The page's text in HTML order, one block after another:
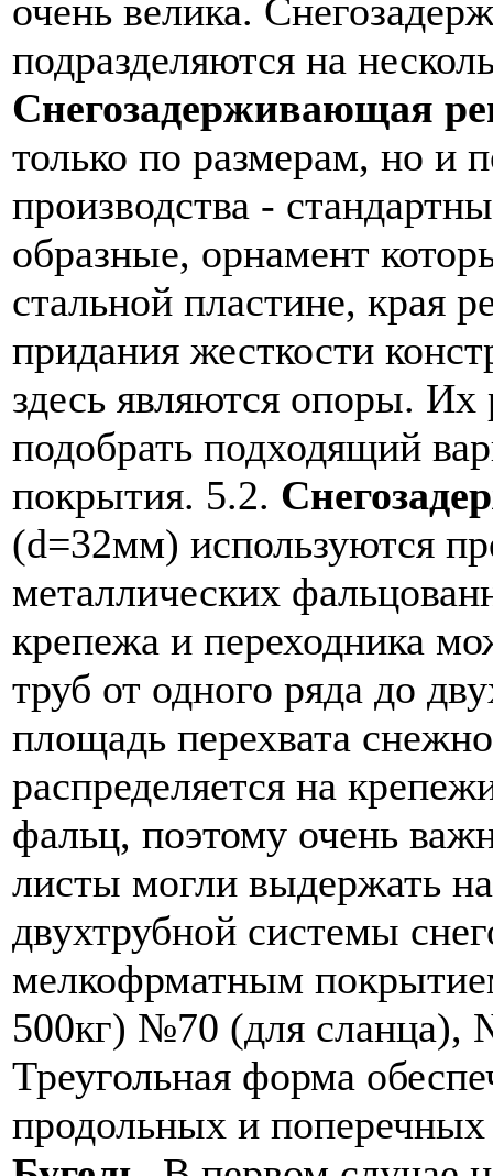
очень велика.
подразделяются на
Снегозадерживающая
только по размерам, но и
производства -
образные, орнамент
стальной пластине, края
придания жесткости
здесь являются опоры. Их
подобрать подходящий
покрытия. 5.2.
(d=32мм) используются
металлических
крепежа и переходника
труб от одного ряда до
площадь перехвата
распределяется на
фальц, поэтому очень
листы могли выдержать
двухтрубной системы
мелкофрматным
500кг) №70 (для сланца),
Треугольная форма
продольных и поперечных